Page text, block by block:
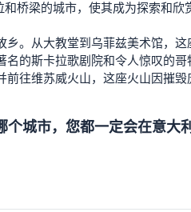
桥梁的城市，使其成为探索和
。从大教堂到乌菲兹美术馆，这
的斯卡拉歌剧院和令人惊叹的哥
往维苏威火山，这座火山因摧
城市，您都一定会在意大